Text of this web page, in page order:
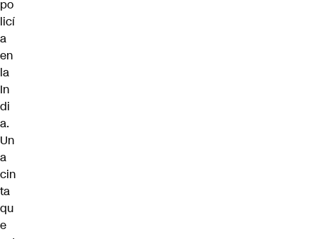
po
licí
a
en
la
In
di
a.
Un
a
cin
ta
qu
e